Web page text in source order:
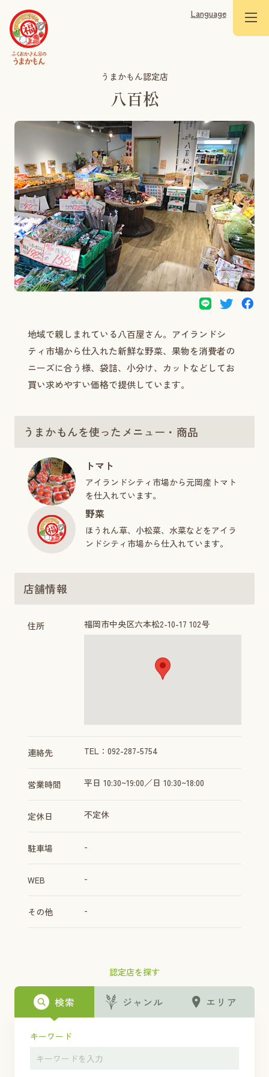
Language
うまかもん認定店
八百松
認定店を探す
検索 ジャンル エリア
キーワード
地域で親しまれている八百屋さん。アイランドシ
ティ市場から仕入れた新鮮な野菜、果物を消費者の
ニーズに合う様、袋詰、小分け、カットなどしてお
買い求めやすい価格で提供しています。
うまかもんを使ったメニュー・商品
トマト
アイランドシティ市場から元岡産トマト
を仕入れています。
野菜
ほうれん草、小松菜、水菜などをアイラ
ンドシティ市場から仕入れています。
店舗情報
住所 福岡市中央区六本松2-10-17 102号
連絡先 TEL：092-287-5754
営業時間 平日 10:30~19:00／日 10:30~18:00
定休日 不定休
駐車場 -
WEB -
その他 -